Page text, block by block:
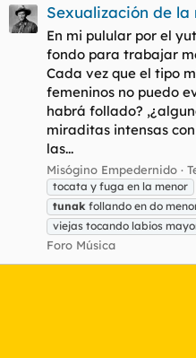
Sexualización de la
En mi pulular por el
fondo para trabajar
Cada vez que el tipo
femeninos no puedo
habrá follado?
miraditas intensas
las...
Misógino Empedernido
tocata y fuga en la menor
tunak follando en do
viejas tocando labios
Foro Música